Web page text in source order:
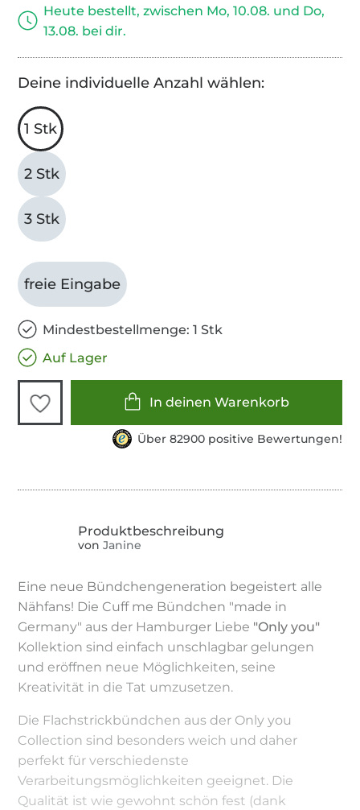
Heute bestellt, zwischen Mo, 10.08. und Do,
13.08. bei dir.
Deine individuelle Anzahl wählen:
1 Stk
2 Stk
3 Stk
freie Eingabe
Mindestbestellmenge: 1 Stk
Auf Lager
In deinen Warenkorb
Über 82900 positive Bewertungen!
von Janine
Eine neue Bündchengeneration begeistert alle
Nähfans! Die Cuff me Bündchen "made in
Germany" aus der Hamburger Liebe "Only you"
Kollektion sind einfach unschlagbar gelungen
und eröffnen neue Möglichkeiten, seine
Kreativität in die Tat umzusetzen.
Die Flachstrickbündchen aus der Only you
Collection sind besonders weich und daher
perfekt für verschiedenste
Verarbeitungsmöglichkeiten geeignet. Die
Qualität ist wie gewohnt schön fest (dank